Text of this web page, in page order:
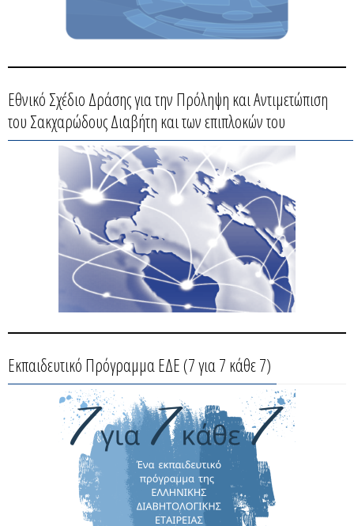
Εθνικό Σχέδιο Δράσης για την Πρόληψη και Αντιμετώπιση
του Σακχαρώδους Διαβήτη και των επιπλοκών του
Εκπαιδευτικό Πρόγραμμα ΕΔΕ (7 για 7 κάθε 7)